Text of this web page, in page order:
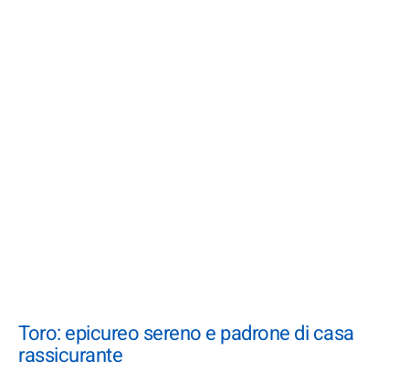
Toro: epicureo sereno e padrone di casa
rassicurante